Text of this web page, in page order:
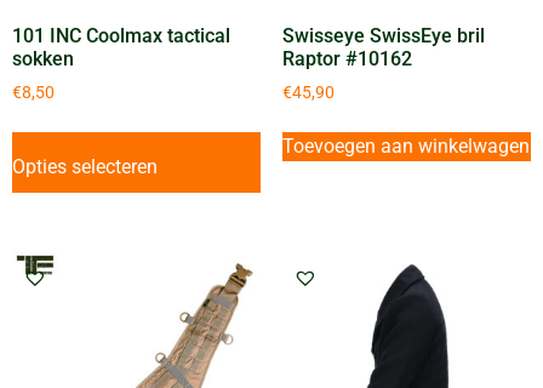
101 INC Coolmax tactical
sokken
€8,50
Opties selecteren
Swisseye SwissEye bril
Raptor #10162
€45,90
Toevoegen aan winkelwagen